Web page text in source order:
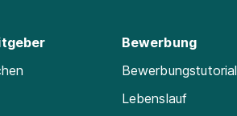
Bewerbung
Bewerbungstutorial
Lebenslauf